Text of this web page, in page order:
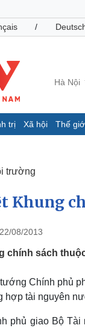
/
Hà Nội
trị Xã hội Thế
Dấu ấn
Quân
Việt
Phân
trường
Khung
08/2013
chính sách
Chính phủ
hợp tài nguyên
phủ giao Bộ Tài